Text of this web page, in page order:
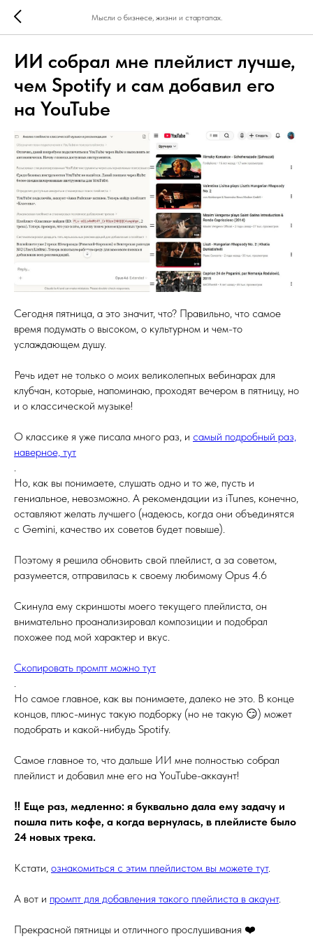
Мысли о бизнесе, жизни и стартапах.
ИИ собрал мне плейлист лучше,
чем Spotify и сам добавил его
на YouTube
Сегодня пятница, а это значит, что? Правильно, что самое
время подумать о высоком, о культурном и чем-то
услаждающем душу.
Речь идет не только о моих великолепных вебинарах для
клубчан, которые, напоминаю, проходят вечером в пятницу, но
и о классической музыке!
О классике я уже писала много раз, и самый подробный раз,
наверное, тут
Но, как вы понимаете, слушать одно и то же, пусть и
гениальное, невозможно. А рекомендации из iTunes, конечно,
оставляют желать лучшего (надеюсь, когда они объединятся
с Gemini, качество их советов будет повыше).
Поэтому я решила обновить свой плейлист, а за советом,
разумеется, отправилась к своему любимому Opus 4.6
Скинула ему скриншоты моего текущего плейлиста, он
внимательно проанализировал композиции и подобрал
похожее под мой характер и вкус.
Скопировать промпт можно тут
Но самое главное, как вы понимаете, далеко не это. В конце
концов, плюс-минус такую подборку (но не такую 😏) может
подобрать и какой-нибудь Spotify.
Самое главное то, что дальше ИИ мне полностью собрал
плейлист и добавил мне его на YouTube-аккаунт!
‼️ Еще раз, медленно: я буквально дала ему задачу и
пошла пить кофе, а когда вернулась, в плейлисте было
24 новых трека.
Кстати, ознакомиться с этим плейлистом вы можете тут.
А вот и промпт для добавления такого плейлиста в акаунт.
Прекрасной пятницы и отличного прослушивания ❤️